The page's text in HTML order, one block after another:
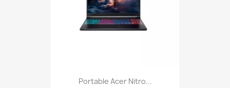
Portable Acer Nitro...